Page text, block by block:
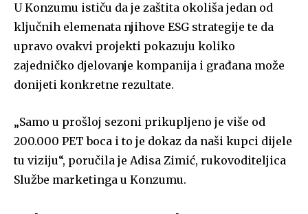
U Konzumu ističu da je zaštita okoliša jedan od
ključnih elemenata njihove ESG strategije te da
upravo ovakvi projekti pokazuju koliko
zajedničko djelovanje kompanija i građana može
donijeti konkretne rezultate.
„Samo u prošloj sezoni prikupljeno je više od
200.000 PET boca i to je dokaz da naši kupci dijele
tu viziju“, poručila je Adisa Zimić, rukovoditeljica
Službe marketinga u Konzumu.